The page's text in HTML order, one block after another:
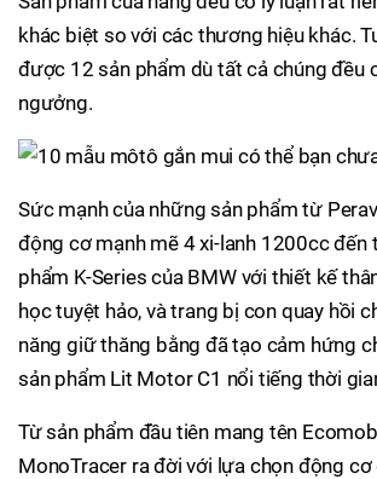
khác biệt so với các thương hiệu khác.
được 12 sản phẩm dù tất cả chúng đều
ngưởng.
Sức mạnh của những sản phẩm từ
động cơ mạnh mẽ 4 xi-lanh 1200cc đến
phẩm K-Series của BMW với thiết kế
học tuyệt hảo, và trang bị con quay hồi
năng giữ thăng bằng đã tạo cảm hứng
sản phẩm Lit Motor C1 nổi tiếng thời
Từ sản phẩm đầu tiên mang tên
MonoTracer ra đời với lựa chọn động cơ